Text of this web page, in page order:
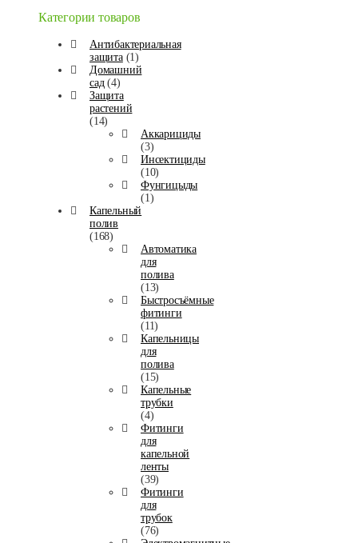
Категории товаров
Антибактериальная
защита (1)
Домашний
сад (4)
Защита
растений
(14)
Аккарициды
(3)
Инсектициды
(10)
Фунгицыды
(1)
Капельный
полив
(168)
Автоматика
для
полива
(13)
Быстросъёмные
фитинги
(11)
Капельницы
для
полива
(15)
Капельные
трубки
(4)
Фитинги
для
капельной
ленты
(39)
Фитинги
для
трубок
(76)